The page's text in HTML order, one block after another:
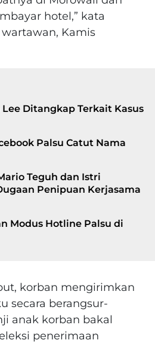
hotel,” kata
Kamis
Ditangkap Terkait Kasus
Palsu Catut Nama
Teguh dan Istri
Penipuan Kerjasama
Modus Hotline Palsu di
korban mengirimkan
secara berangsur-
anak korban bakal
penerimaan